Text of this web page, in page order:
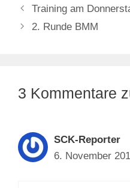
Training am
2. Runde BMM
3 Kommentare
SCK-Reporter
6. November